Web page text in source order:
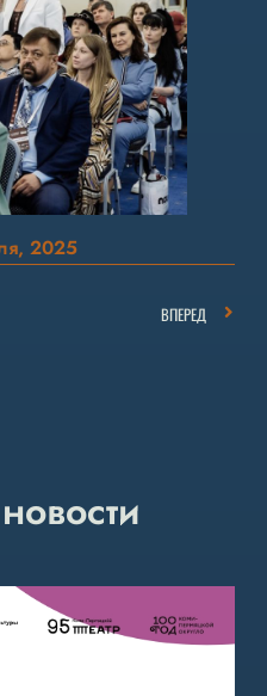
2025
ВПЕРЕД